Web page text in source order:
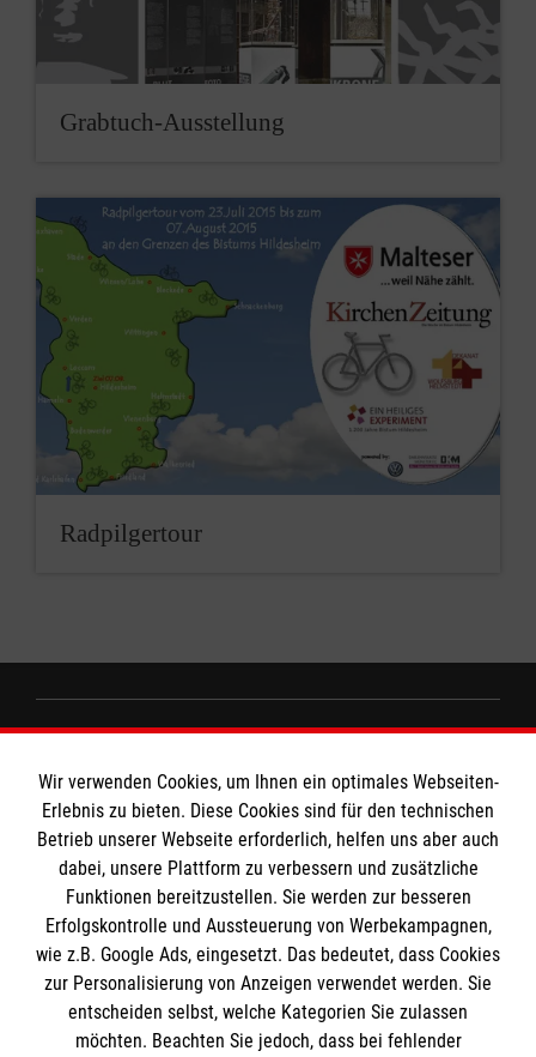
Grabtuch-Ausstellung
Radpilgertour
Impressum
Datenschutz
Barrierefreiheit
Kontakt
Presse
MPG Ansprechpartner
Den Beauftragten für Medizinproduktesicherheit
im Malteser Rettungsdienst und den
Einsatzdiensten der Malteser können Sie unter
gmb_mpg@malteser.orgkontaktieren.
Die Malteser
Wir verwenden Cookies, um Ihnen ein optimales Webseiten-
Erlebnis zu bieten. Diese Cookies sind für den technischen
Betrieb unserer Webseite erforderlich, helfen uns aber auch
dabei, unsere Plattform zu verbessern und zusätzliche
Funktionen bereitzustellen. Sie werden zur besseren
Erfolgskontrolle und Aussteuerung von Werbekampagnen,
wie z.B. Google Ads, eingesetzt. Das bedeutet, dass Cookies
zur Personalisierung von Anzeigen verwendet werden. Sie
entscheiden selbst, welche Kategorien Sie zulassen
möchten. Beachten Sie jedoch, dass bei fehlender